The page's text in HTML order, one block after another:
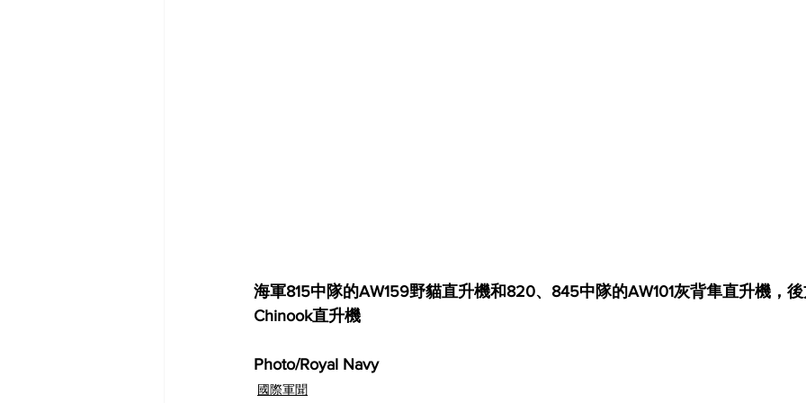
海軍815中隊的AW159野貓直升機和820、845中隊的AW101灰背隼直升機，
Chinook直升機
Photo/Royal Navy
國際軍聞